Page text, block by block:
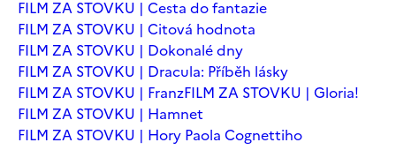
FILM ZA STOVKU | Cesta do fantazie
FILM ZA STOVKU | Citová hodnota
FILM ZA STOVKU | Dokonalé dny
FILM ZA STOVKU | Dracula: Příběh lásky
FILM ZA STOVKU | FranzFILM ZA STOVKU | Gloria!
FILM ZA STOVKU | Hamnet
FILM ZA STOVKU | Hory Paola Cognettiho